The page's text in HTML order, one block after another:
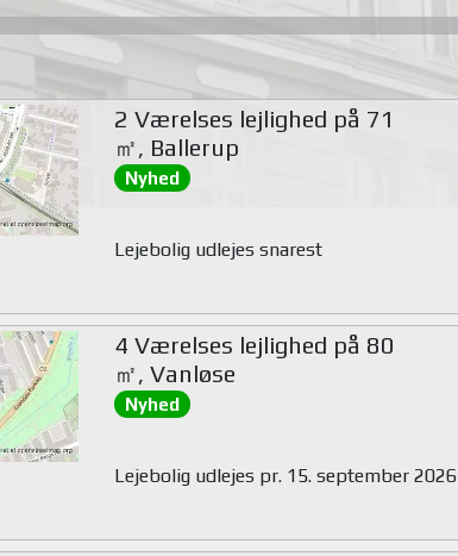
2 Værelses lejlighed på 71
㎡, Ballerup
Nyhed
Lejebolig udlejes snarest
4 Værelses lejlighed på 80
㎡, Vanløse
Nyhed
Lejebolig udlejes pr. 15. september 2026